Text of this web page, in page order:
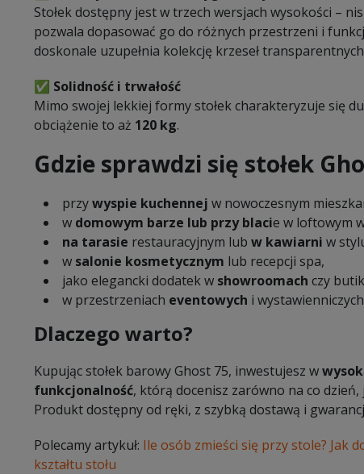
Stołek dostępny jest w trzech wersjach wysokości –
pozwala dopasować go do różnych przestrzeni i
doskonale uzupełnia kolekcję krzeseł
✅ Solidność i trwałość
Mimo swojej lekkiej formy stołek charakteryzuje się
obciążenie to aż 120 kg.
Gdzie sprawdzi się stołek
przywyspie kuchennej w nowoczesnym
w domowym barze lub przy blacie w loftowym
na tarasie restauracyjnym lub w kawiarni w
w salonie kosmetycznym lub recepcji spa,
jako elegancki dodatek w showroomach czy
w przestrzeniach eventowych i
Dlaczego warto?
Kupując stołek barowy Ghost 75, inwestujesz w
funkcjonalność, którą docenisz zarówno na co
Produkt dostępny od ręki, z szybką dostawą i
Polecamy artykuł: Ile osób zmieści się przy stole? Jak
kształtu stołu